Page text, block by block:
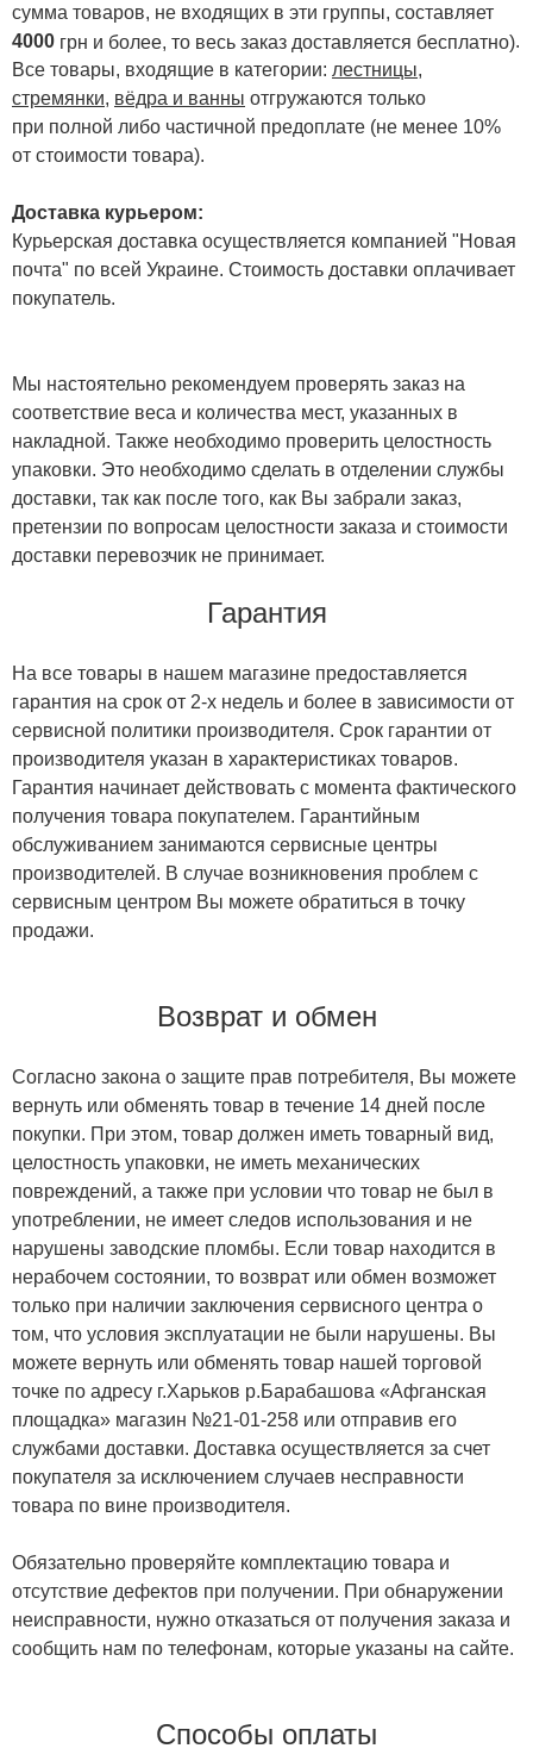
сумма товаров, не входящих в эти группы, составляет
4000 грн и более, то весь заказ доставляется бесплатно).
Все товары, входящие в категории: лестницы,
стремянки, вёдра и ванны отгружаются только
при полной либо частичной предоплате (не менее 10%
от стоимости товара).
Доставка курьером:
Курьерская доставка осуществляется компанией "Новая
почта" по всей Украине. Стоимость доставки оплачивает
покупатель.
Мы настоятельно рекомендуем проверять заказ на
соответствие веса и количества мест, указанных в
накладной. Также необходимо проверить целостность
упаковки. Это необходимо сделать в отделении службы
доставки, так как после того, как Вы забрали заказ,
претензии по вопросам целостности заказа и стоимости
доставки перевозчик не принимает.
Гарантия
На все товары в нашем магазине предоставляется
гарантия на срок от 2-х недель и более в зависимости от
сервисной политики производителя. Срок гарантии от
производителя указан в характеристиках товаров.
Гарантия начинает действовать с момента фактического
получения товара покупателем. Гарантийным
обслуживанием занимаются сервисные центры
производителей. В случае возникновения проблем с
сервисным центром Вы можете обратиться в точку
продажи.
Возврат и обмен
Согласно закона о защите прав потребителя, Вы можете
вернуть или обменять товар в течение 14 дней после
покупки. При этом, товар должен иметь товарный вид,
целостность упаковки, не иметь механических
повреждений, а также при условии что товар не был в
употреблении, не имеет следов использования и не
нарушены заводские пломбы. Если товар находится в
нерабочем состоянии, то возврат или обмен возможет
только при наличии заключения сервисного центра о
том, что условия эксплуатации не были нарушены. Вы
можете вернуть или обменять товар нашей торговой
точке по адресу г.Харьков р.Барабашова «Афганская
площадка» магазин №21-01-258 или отправив его
службами доставки. Доставка осуществляется за счет
покупателя за исключением случаев несправности
товара по вине производителя.
Обязательно проверяйте комплектацию товара и
отсутствие дефектов при получении. При обнаружении
неисправности, нужно отказаться от получения заказа и
сообщить нам по телефонам, которые указаны на сайте.
Способы оплаты